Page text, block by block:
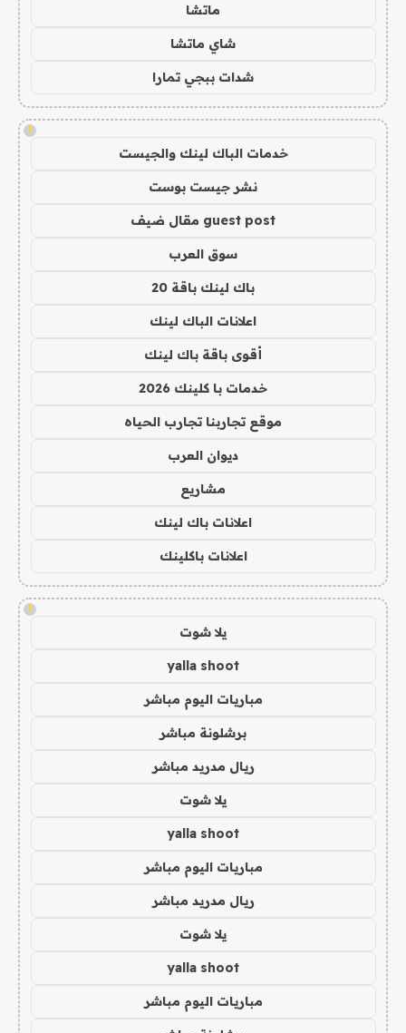
ماتشا
شاي ماتشا
شدات ببجي تمارا
!
خدمات الباك لينك والجيست
نشر جيست بوست
guest post مقال ضيف
سوق العرب
باك لينك باقة 20
اعلانات الباك لينك
أقوى باقة باك لينك
خدمات با كلينك 2026
موقع تجاربنا تجارب الحياه
ديوان العرب
مشاريع
اعلانات باك لينك
اعلانات باكلينك
!
يلا شوت
yalla shoot
مباريات اليوم مباشر
برشلونة مباشر
ريال مدريد مباشر
يلا شوت
yalla shoot
مباريات اليوم مباشر
ريال مدريد مباشر
يلا شوت
yalla shoot
مباريات اليوم مباشر